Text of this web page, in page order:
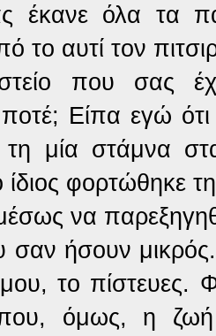
έκανε όλα τα
το αυτί τον
που σας
ποτέ; Είπα εγώ
μία στάμνα
φορτώθηκε
να
σαν ήσουν
το πίστευες.
όμως, η ζωή